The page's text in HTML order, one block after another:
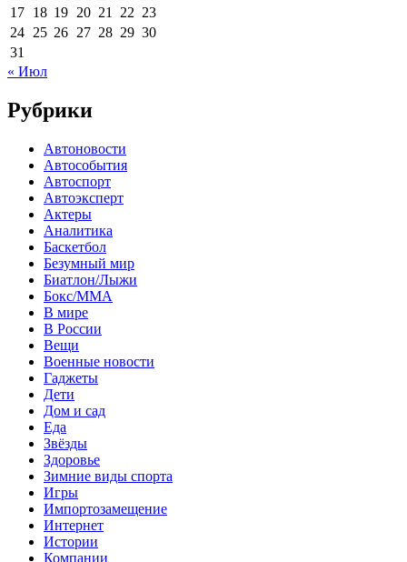
17 18 19 20 21 22 23
24 25 26 27 28 29 30
31
« Июл
Рубрики
Автоновости
Автособытия
Автоспорт
Автоэксперт
Актеры
Аналитика
Баскетбол
Безумный мир
Биатлон/Лыжи
Бокс/MMA
В мире
В России
Вещи
Военные новости
Гаджеты
Дети
Дом и сад
Еда
Звёзды
Здоровье
Зимние виды спорта
Игры
Импортозамещение
Интернет
Истории
Компании